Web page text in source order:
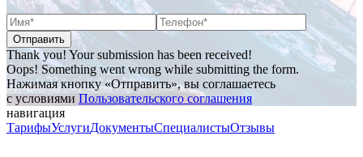
Thank you! Your submission has been received!
Oops! Something went wrong while submitting the form.
Нажимая кнопку «Отправить», вы соглашаетесь
с условиями Пользовательского соглашения
навигация
ТарифыУслугиДокументыСпециалистыОтзывы